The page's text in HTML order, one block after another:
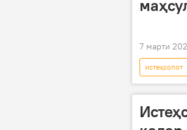
7 марти
истеҳсолот